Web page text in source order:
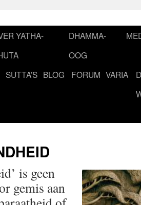
YATHA-
DHAMMA-
OOG
SUTTA’S BLOG FORUM VARIA
is geen
gemis aan